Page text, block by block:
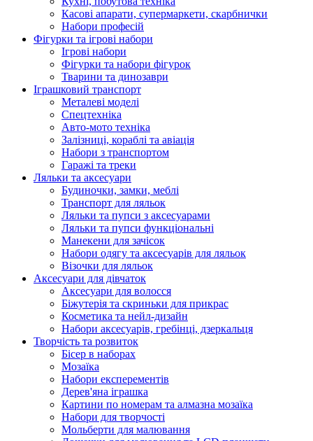
Касові апарати, супермаркети, скарбнички
Набори професій
Фігурки та ігрові набори
Ігрові набори
Фігурки та набори фігурок
Тварини та динозаври
Іграшковий транспорт
Металеві моделі
Спецтехніка
Авто-мото техніка
Залізниці, кораблі та авіація
Набори з транспортом
Гаражі та треки
Ляльки та аксесуари
Будиночки, замки, меблі
Транспорт для ляльок
Ляльки та пупси з аксесуарами
Ляльки та пупси функціональні
Манекени для зачісок
Набори одягу та аксесуарів для ляльок
Візочки для ляльок
Аксесуари для дівчаток
Аксесуари для волосся
Біжутерія та скриньки для прикрас
Косметика та нейл-дизайн
Набори аксесуарів, гребінці, дзеркальця
Творчість та розвиток
Бісер в наборах
Мозаїка
Набори експерементів
Дерев'яна іграшка
Картини по номерам та алмазна мозаїка
Набори для творчості
Мольберти для малювання